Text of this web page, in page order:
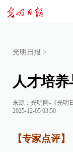
光明日报 >
人才培
来源： 光明网-《光明
2025-12-05 03:50
【专家点评】